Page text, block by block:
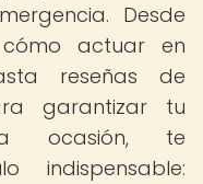
Desde
actuar en
reseñas de
garantizar tu
ocasión, te
indispensable: